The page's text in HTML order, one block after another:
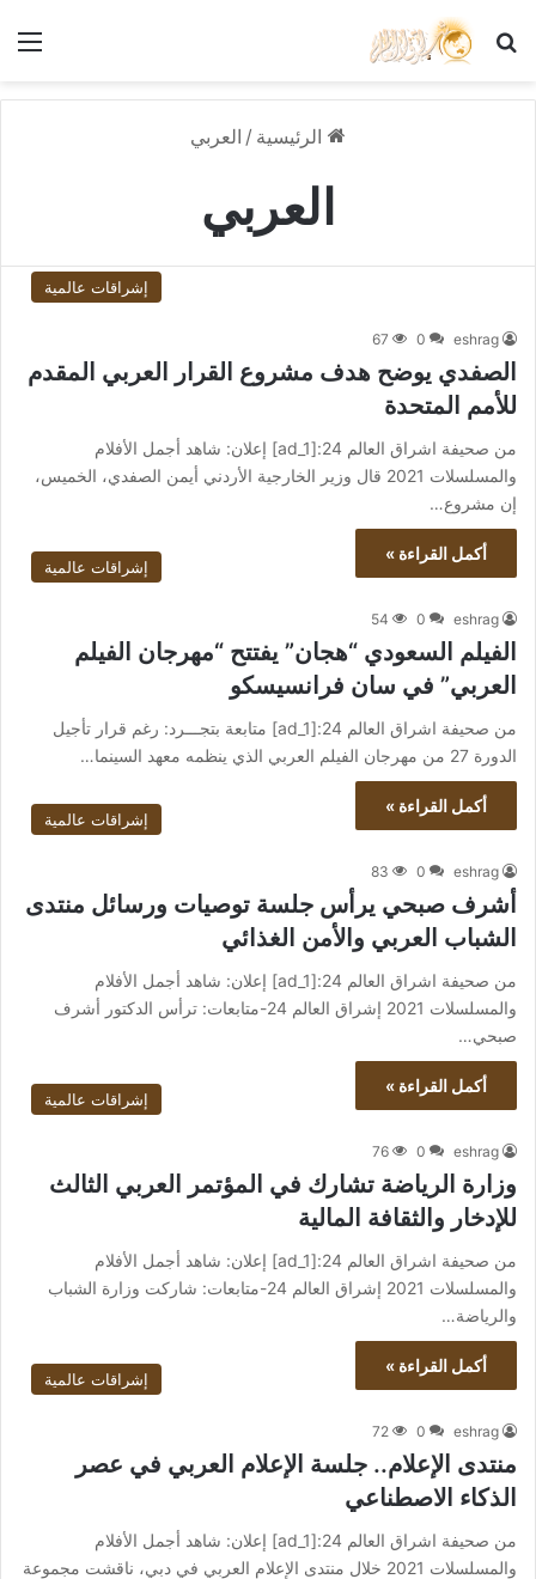
بحث عن
الرئيسية / العربي
العربي
إشراقات عالمية
eshrag
0
67
الصفدي يوضح هدف مشروع القرار العربي المقدم
للأمم المتحدة
من صحيفة اشراق العالم 24:[ad_1] إعلان: شاهد أجمل الأفلام
والمسلسلات 2021 قال وزير الخارجية الأردني أيمن الصفدي، الخميس،
إن مشروع…
أكمل القراءة »
إشراقات عالمية
eshrag
0
54
الفيلم السعودي “هجان” يفتتح “مهرجان الفيلم
العربي” في سان فرانسيسكو
من صحيفة اشراق العالم 24:[ad_1] متابعة بتجـــرد: رغم قرار تأجيل
الدورة 27 من مهرجان الفيلم العربي الذي ينظمه معهد السينما…
أكمل القراءة »
إشراقات عالمية
eshrag
0
83
أشرف صبحي يرأس جلسة توصيات ورسائل منتدى
الشباب العربي والأمن الغذائي
من صحيفة اشراق العالم 24:[ad_1] إعلان: شاهد أجمل الأفلام
والمسلسلات 2021 إشراق العالم 24-متابعات: ترأس الدكتور أشرف
صبحي…
أكمل القراءة »
إشراقات عالمية
eshrag
0
76
وزارة الرياضة تشارك في المؤتمر العربي الثالث
للإدخار والثقافة المالية
من صحيفة اشراق العالم 24:[ad_1] إعلان: شاهد أجمل الأفلام
والمسلسلات 2021 إشراق العالم 24-متابعات: شاركت وزارة الشباب
والرياضة…
أكمل القراءة »
إشراقات عالمية
eshrag
0
72
منتدى الإعلام.. جلسة الإعلام العربي في عصر
الذكاء الاصطناعي
من صحيفة اشراق العالم 24:[ad_1] إعلان: شاهد أجمل الأفلام
والمسلسلات 2021 خلال منتدى الإعلام العربي في دبي، ناقشت مجموعة